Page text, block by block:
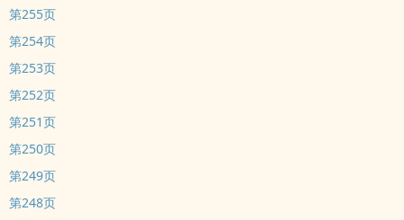
第255页
第254页
第253页
第252页
第251页
第250页
第249页
第248页